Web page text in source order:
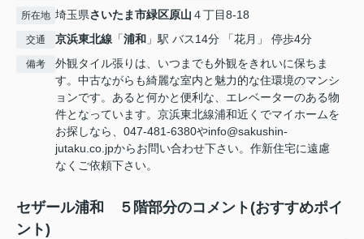
所在地 埼玉県さいたま市緑区原山 ４丁目8-18
交通 京浜東北線 「浦和 」駅 バス14分 「花月」 停歩4分
備考
外観タイル張りは、いつまでも外観をきれいに保ちま
す。中古ながらも綺麗な室内と魅力的な住環境のマンシ
ョンです。あると何かと便利な、エレベーターのある物
件となっています。京浜東北線浦和近くでマイホームを
お探しなら、047-481-6380やinfo@sakushin-
jutaku.co.jpからお問い合わせ下さい。作新住宅に遠慮
なくご依頼下さい。
セザール浦和 ５階部分のコメント(おすすめポイ
ント)